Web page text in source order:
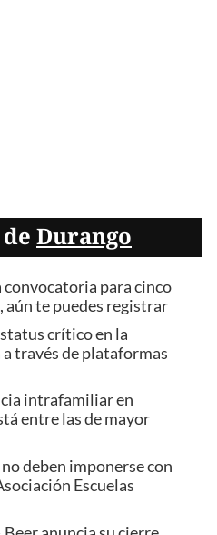
Durango
convocatoria para cinco
aún te puedes registrar
crítico en la
través de plataformas
intrafamiliar en
entre las de mayor
deben imponerse con
Escuelas